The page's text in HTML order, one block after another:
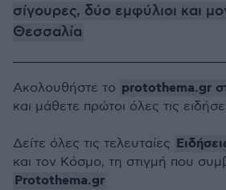
σίγουρες, δύο εμφύλιοι και
Θεσσαλία
Ακολουθήστε το protothema.gr
και μάθετε πρώτοι όλες τις
Δείτε όλες τις τελευταίες
και τον Κόσμο, τη στιγμή που
Protothema.gr